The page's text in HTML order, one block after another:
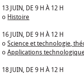
13 JUIN, DE 9 H À 12 H
o Histoire
16 JUIN, DE 9 H À 12 H
oScience et technologie,
oApplications
18 JUIN, DE 9 H À 12 H